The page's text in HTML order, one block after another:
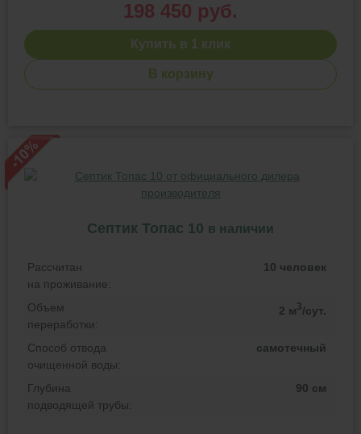
198 450 руб.
Купить в 1 клик
В корзину
Септик Топас 10 в наличии
Рассчитан
на проживание:
10 человек
Объем
переработки:
2 м3/сут.
Способ отвода
очищенной воды:
самотечный
Глубина
подводящей трубы:
90 см